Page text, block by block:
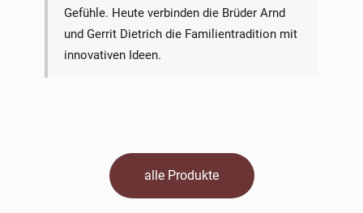
Gefühle. Heute verbinden die Brüder Arnd
und Gerrit Dietrich die Familientradition mit
innovativen Ideen.
alle Produkte